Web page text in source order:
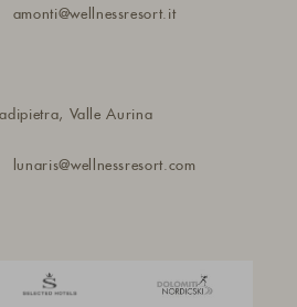
amonti@wellnessresort.it
Valle Aurina
lunaris@wellnessresort. com